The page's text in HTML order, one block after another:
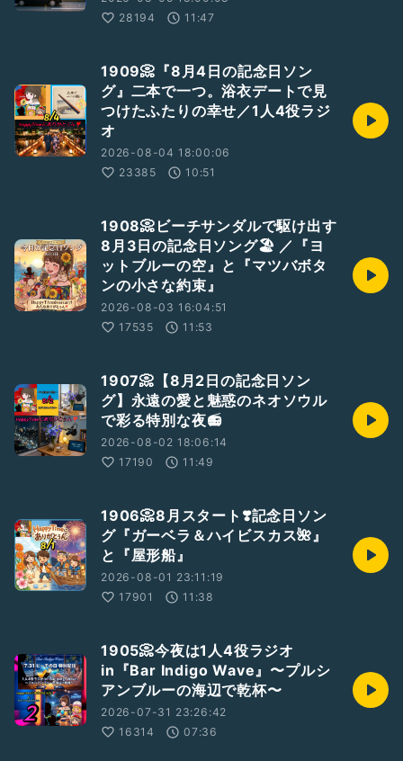
聴いてくださり ありがとうございました💕
やっぱり健康って大事ですね。
どうかあなたも健康でいてくださいね♬
【関連トーク】
✅1705🟨「笑顔」で元気に❣️２月は私の健康診断月間／胃カメ
ラ」と大腸内視鏡検査を受けてきます❣️
https://radiotalk.jp/talk/1274464
✅1710🟨【経鼻内視鏡検査】を受けてきました❣️🙌／２種類の
胃カメラの話。
https://radiotalk.jp/talk/1277356
28194
11:47
1909📀『8月4日の記念日ソン
グ』二本で一つ。浴衣デートで見
つけたふたりの幸せ／1人4役ラジ
オ
2026-08-04 18:00:06
23385
10:51
1908📀ビーチサンダルで駆け出す
8月3日の記念日ソング🏖️ ／『ヨ
ットブルーの空』と『マツバボタ
ンの小さな約束』
2026-08-03 16:04:51
17535
11:53
1907📀【8月2日の記念日ソン
グ】永遠の愛と魅惑のネオソウル
で彩る特別な夜📻
2026-08-02 18:06:14
17190
11:49
1906📀8月スタート❣️記念日ソン
グ『ガーベラ＆ハイビスカス🌺』
と『屋形船』
2026-08-01 23:11:19
17901
11:38
1905📀今夜は1人4役ラジオ
in『Bar Indigo Wave』〜プルシ
アンブルーの海辺で乾杯〜
2026-07-31 23:26:42
16314
07:36